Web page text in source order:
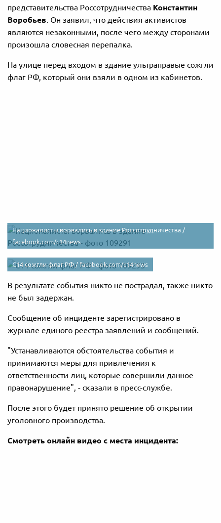
представительства Россотрудничества Константин
Воробьев. Он заявил, что действия активистов
являются незаконными, после чего между сторонами
произошла словесная перепалка.
На улице перед входом в здание ультраправые сожгли
флаг РФ, который они взяли в одном из кабинетов.
Националисты ворвались в здание Россотрудничества /
facebook.com/c14news
С14 сожгли флаг РФ / facebook.com/c14news
В результате события никто не пострадал, также никто
не был задержан.
Сообщение об инциденте зарегистрировано в
журнале единого реестра заявлений и сообщений.
"Устанавливаются обстоятельства события и
принимаются меры для привлечения к
ответственности лиц, которые совершили данное
правонарушение", - сказали в пресс-службе.
После этого будет принято решение об открытии
уголовного производства.
Смотреть онлайн видео с места инцидента: